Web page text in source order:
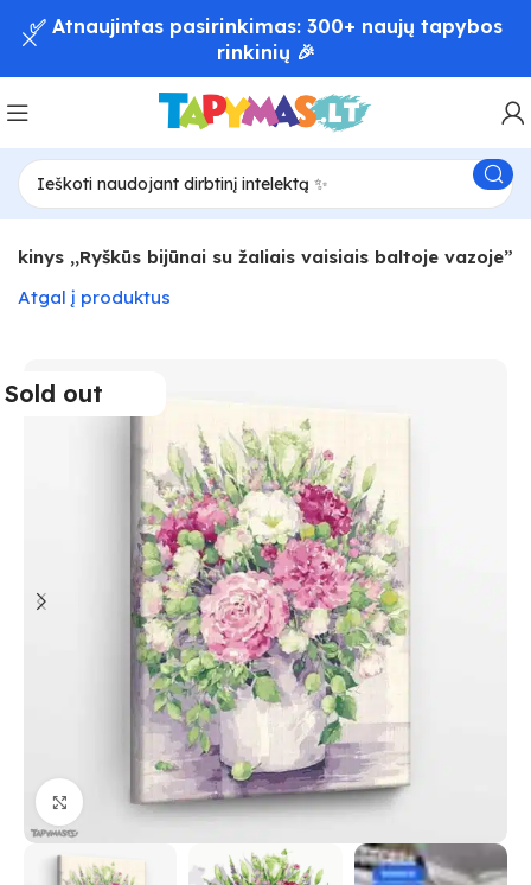
,,Ryškūs bijūnai su žaliais vaisiais baltoje vazoje”
Atgal į produktus
Sold out
Paspauskite, kad priartinti
✅ Atnaujintas pasirinkimas: 300+ naujų tapybos
rinkinių 🎉